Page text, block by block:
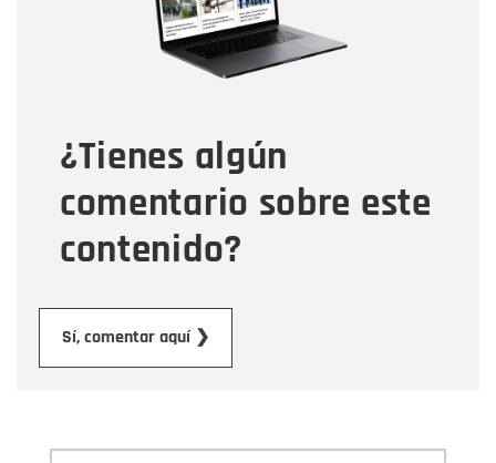
¿Tienes algún
comentario sobre este
contenido?
Sí, comentar aquí ❯
Tipo de comentario
Mensaje